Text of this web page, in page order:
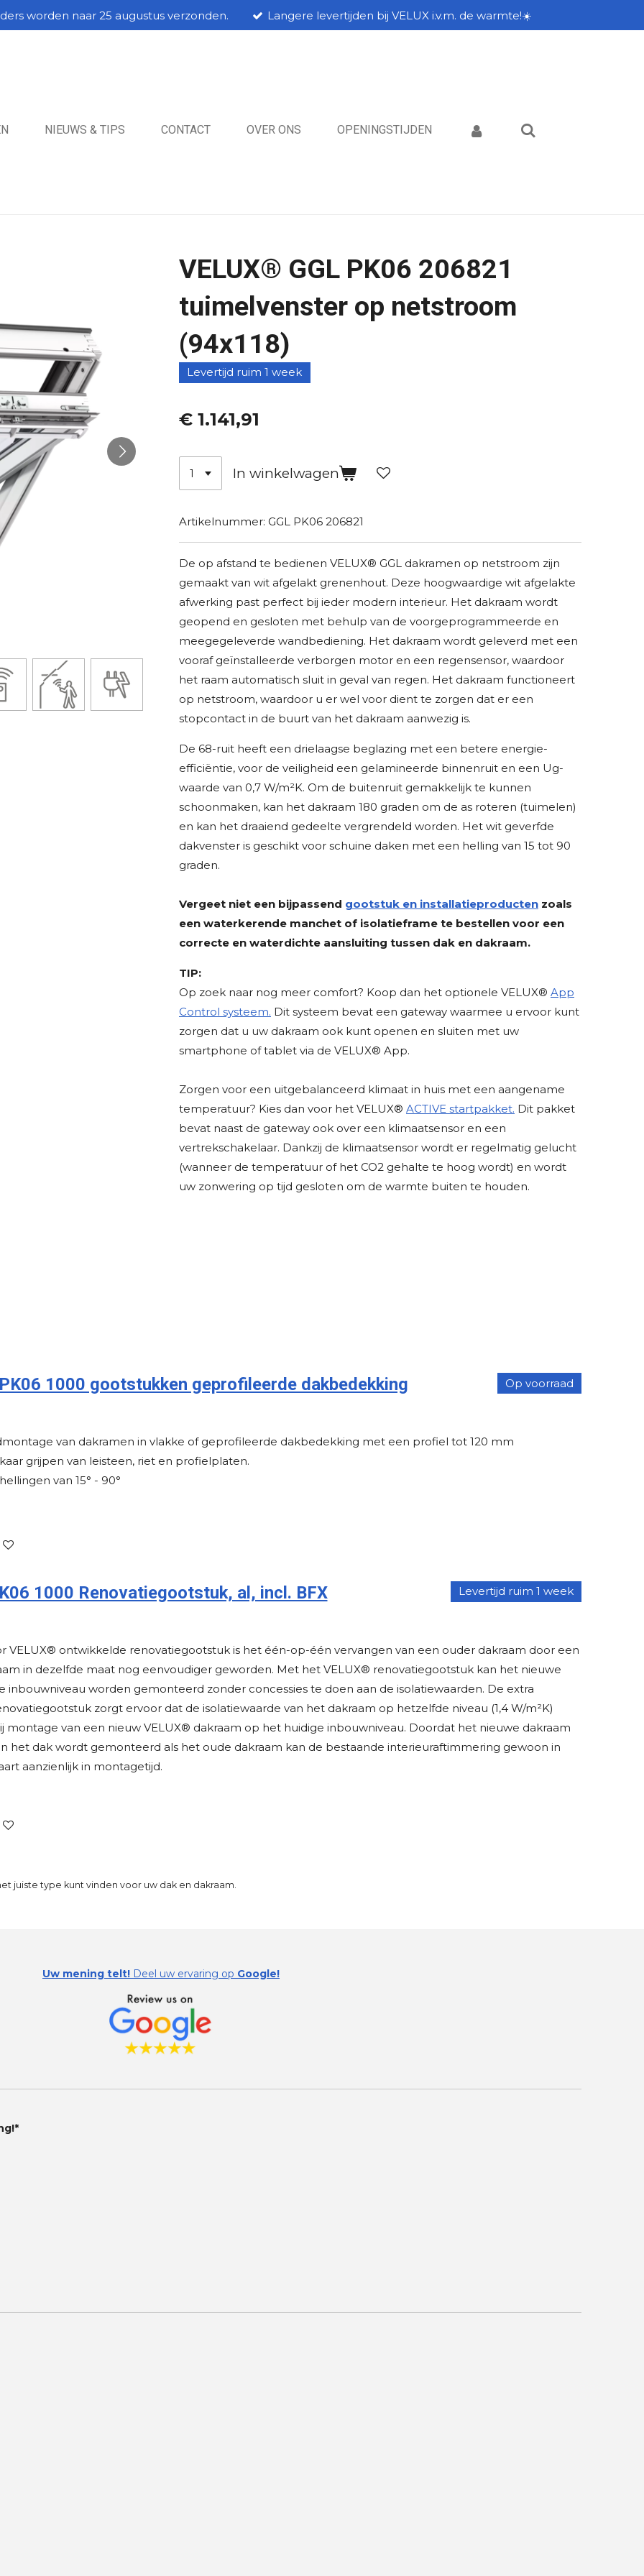
worden naar 25 augustus verzonden. Langere levertijden bij VELUX i.v.m. de warmte!☀️
NIEUWS & TIPS CONTACT OVER ONS OPENINGSTIJDEN
VELUX® GGL PK06 206821
tuimelvenster op netstroom
(94x118)
Levertijd ruim 1 week
€ 1.141,91
In winkelwagen
Artikelnummer: GGL PK06 206821
De op afstand te bedienen VELUX® GGL dakramen op netstroom zijn
gemaakt van wit afgelakt grenenhout. Deze hoogwaardige wit afgelakte
afwerking past perfect bij ieder modern interieur. Het dakraam wordt
geopend en gesloten met behulp van de voorgeprogrammeerde en
meegegeleverde wandbediening. Het dakraam wordt geleverd met een
vooraf geïnstalleerde verborgen motor en een regensensor, waardoor
het raam automatisch sluit in geval van regen. Het dakraam functioneert
op netstroom, waardoor u er wel voor dient te zorgen dat er een
stopcontact in de buurt van het dakraam aanwezig is.
De 68-ruit heeft een drielaagse beglazing met een betere energie-
efficiëntie, voor de veiligheid een gelamineerde binnenruit en een Ug-
waarde van 0,7 W/m²K. Om de buitenruit gemakkelijk te kunnen
schoonmaken, kan het dakraam 180 graden om de as roteren (tuimelen)
en kan het draaiend gedeelte vergrendeld worden. Het wit geverfde
dakvenster is geschikt voor schuine daken met een helling van 15 tot 90
graden.
Vergeet niet een bijpassend gootstuk en installatieproducten zoals
een waterkerende manchet of isolatieframe te bestellen voor een
correcte en waterdichte aansluiting tussen dak en dakraam.
TIP:
Op zoek naar nog meer comfort? Koop dan het optionele VELUX® App
Control systeem. Dit systeem bevat een gateway waarmee u ervoor kunt
zorgen dat u uw dakraam ook kunt openen en sluiten met uw
smartphone of tablet via de VELUX® App.
Zorgen voor een uitgebalanceerd klimaat in huis met een aangename
temperatuur? Kies dan voor het VELUX® ACTIVE startpakket. Dit pakket
bevat naast de gateway ook over een klimaatsensor en een
vertrekschakelaar. Dankzij de klimaatsensor wordt er regelmatig gelucht
(wanneer de temperatuur of het CO2 gehalte te hoog wordt) en wordt
uw zonwering op tijd gesloten om de warmte buiten te houden.
Op voorraad
1000 gootstukken geprofileerde dakbedekking
van dakramen in vlakke of geprofileerde dakbedekking met een profiel tot 120 mm
grijpen van leisteen, riet en profielplaten.
van 15° - 90°
Levertijd ruim 1 week
1000 Renovatiegootstuk, al, incl. BFX
VELUX® ontwikkelde renovatiegootstuk is het één-op-één vervangen van een ouder dakraam door een
in dezelfde maat nog eenvoudiger geworden. Met het VELUX® renovatiegootstuk kan het nieuwe
inbouwniveau worden gemonteerd zonder concessies te doen aan de isolatiewaarden. De extra
zorgt ervoor dat de isolatiewaarde van het dakraam op hetzelfde niveau (1,4 W/m²K)
montage van een nieuw VELUX® dakraam op het huidige inbouwniveau. Doordat het nieuwe dakraam
het dak wordt gemonteerd als het oude dakraam kan de bestaande interieuraftimmering gewoon in
aanzienlijk in montagetijd.
juiste type kunt vinden voor uw dak en dakraam.
Uw mening telt! Deel uw ervaring op Google!